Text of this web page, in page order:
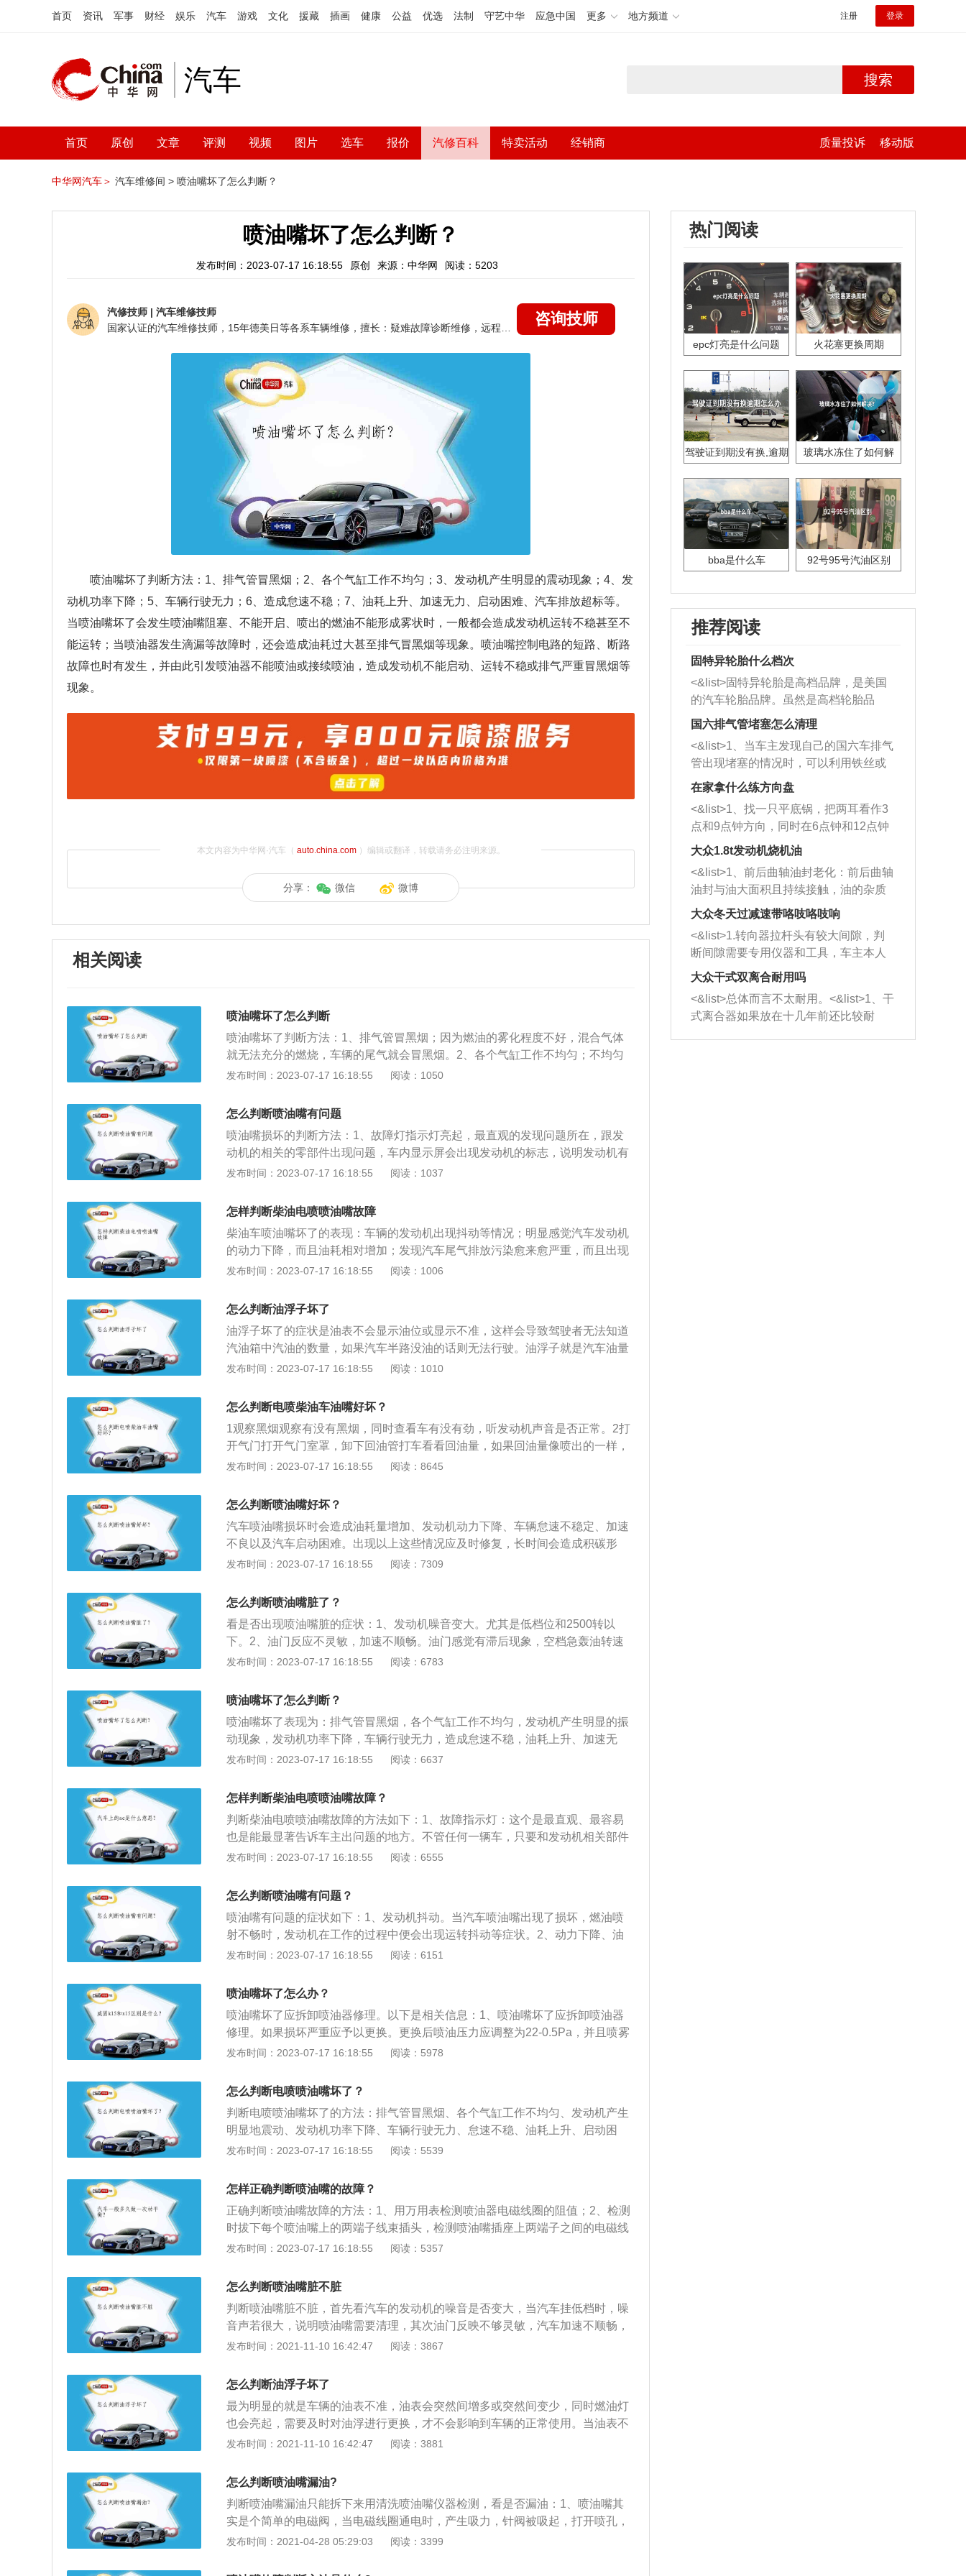
首页 资讯 军事 财经 娱乐 汽车 游戏 文化 援藏 插画 健康 公益 优选 法制 守艺中华 应急中国 更多 地方频道 注册 登录
汽车 搜索
首页 原创 文章 评测 视频 图片 选车 报价 汽修百科 特卖活动 经销商 质量投诉 移动版
中华网汽车＞ 汽车维修间 > 喷油嘴坏了怎么判断？
喷油嘴坏了怎么判断？
发布时间：2023-07-17 16:18:55 原创 来源：中华网 阅读：5203
汽修技师 | 汽车维修技师
咨询技师
喷油嘴坏了判断方法：1、排气管冒黑烟；2、各个气缸工作不均匀；3、发动机产生明显的震动现象；4、发
动机功率下降；5、车辆行驶无力；6、造成怠速不稳；7、油耗上升、加速无力、启动困难、汽车排放超标等。
当喷油嘴坏了会发生喷油嘴阻塞、不能开启、喷出的燃油不能形成雾状时，一般都会造成发动机运转不稳甚至不
能运转；当喷油器发生滴漏等故障时，还会造成油耗过大甚至排气冒黑烟等现象。喷油嘴控制电路的短路、断路
故障也时有发生，并由此引发喷油器不能喷油或接续喷油，造成发动机不能启动、运转不稳或排气严重冒黑烟等
现象。
本文内容为中华网·汽车（ auto.china.com）编辑或翻译，转载请务必注明来源。
分享： 微信 微博
相关阅读
喷油嘴坏了怎么判断
喷油嘴坏了判断方法：1、排气管冒黑烟；因为燃油的雾化程度不好，混合气体
就无法充分的燃烧，车辆的尾气就会冒黑烟。2、各个气缸工作不均匀；不均匀
磨损和积碳等，如进排气凸轮轴的不均匀磨损会导致各缸进、排气量的差异，气
动机产生明显的震动现象；发动机在使用中出现震抖现象，这种震抖的危害性较
大，会造成各零部件间连接松动，金属材料疲劳程度加剧，磨损速度加快，致使
产生早期断裂、破碎等现象，需要更换松动的零部件和磨损严重的金属材料。
4、发动机功率下降；积碳问题，发动机内部的积碳过多时，汽车的点火能量减
少，进气效率下降，发动机的动力降低，需要清除发动机中的积碳，保持发动机
不足；需要更换老化的点火线圈和火花塞。6、造成怠速不稳，传感器和线路故
障。7、油耗上升、加速无力、启动困难、汽车排放超标等；8、发动机出现抖动
的情况：如果喷油嘴损坏，就会出现燃油喷射不畅的情况，那么发动机在工作的
油压就会不正常，车就会感觉车辆“没劲”。10、发动机缺缸：如果当个别气缸喷
动。
发布时间：2023-07-17 16:18:55 阅读：1050
怎么判断喷油嘴有问题
喷油嘴损坏的判断方法：1、故障灯指示灯亮起，最直观的发现问题所在，跟发
动机的相关的零部件出现问题，车内显示屏会出现发动机的标志，说明发动机有
故障，可能是喷油嘴出问题，需要及时进行排查。2、动力不足，车辆提速慢，
增加，如果是正常的喷油嘴，汽油从油箱输送到喷油嘴，喷油嘴雾化喷出，一般
油耗会保持一定的数值。如果喷油嘴有问题，就不是喷雾出来，而是直接大量油
液流出来，造成汽油燃烧不彻底，增加油耗。当发现油耗加剧时就可能是喷油嘴
出问题。4、发动机抖动，当汽车喷油嘴出现了损坏，燃油喷射不畅时，发动机
在工作的过程中便会出现运转抖动等症状。5、启动困难甚至熄火，当喷油嘴出
象。6、发动机缺缸，当个别气缸喷油嘴严重损坏，发动机便极有可能出现缺缸
现象，由此便会造成发动机的剧烈抖动。7、汽车尾气冒黑烟，发动机喷油器的
故障势必会影响到可燃混合气体的混合和燃烧，而如此便会造成车辆尾气排放污
进行检修，如果是喷油嘴问题，更换喷油嘴即可。
发布时间：2023-07-17 16:18:55 阅读：1037
怎样判断柴油电喷喷油嘴故障
柴油车喷油嘴坏了的表现：车辆的发动机出现抖动等情况；明显感觉汽车发动机
的动力下降，而且油耗相对增加；发现汽车尾气排放污染愈来愈严重，而且出现
冒黑烟的情况；车辆出现启动困难情况，甚至在行驶过程中出现了熄火的情况；
1、柴油不干净，或者是机温过高，导致喷曲器冷却不良，更换柴油；2、可出抽
阀磨损，或者喷油器安装时，漏装了垫片或垫片破坏，去4s店进行维修；3、喷
曲器压力过低，或零件制造时没有过关，建议去维修。因为柴油发动机喷油嘴是
精密加工的连接，所以发现问题后，一定要去专业的4S店维修。
发布时间：2023-07-17 16:18:55 阅读：1006
怎么判断油浮子坏了
油浮子坏了的症状是油表不会显示油位或显示不准，这样会导致驾驶者无法知道
汽油箱中汽油的数量，如果汽车半路没油的话则无法行驶。油浮子就是汽车油量
传感器，它带动一个绕线式滑动电阻，油位的高低引起滑动电阻阻值的变化，从
浮在油面上，浮子的位置就是液面位置，通过油罐的形状即可知道储油罐里面油
的体积。油箱中的浮子是燃油浮标，是燃油液位高低的传感装置，它和燃油表一
起构成汽车燃油液位检测系统。
发布时间：2023-07-17 16:18:55 阅读：1010
怎么判断电喷柴油车油嘴好坏？
1观察黑烟观察有没有黑烟，同时查看车有没有劲，听发动机声音是否正常。2打
开气门打开气门室罩，卸下回油管打车看看回油量，如果回油量像喷出的一样，
则是喷嘴损坏。3损坏原因喷油嘴喷油压力太低；喷油嘴喷油不雾化或明显的油
发布时间：2023-07-17 16:18:55 阅读：8645
怎么判断喷油嘴好坏？
汽车喷油嘴损坏时会造成油耗量增加、发动机动力下降、车辆怠速不稳定、加速
不良以及汽车启动困难。出现以上这些情况应及时修复，长时间会造成积碳形
成，以及加剧发动机磨损。喷油嘴相关介绍：1、工作原理：当电磁线圈通电
隙高速喷出，形成雾状，利于燃烧充分。2、油嘴堵塞危害：汽车经常处于低速
和怠速状态，会加重这些沉积物形成和积聚。沉积物会在进气阀形成积碳，致使
其关闭不严，导致发动机怠速不稳、容易引起发动机爆震等故障，此外还会缩短
三元催化器寿命。
发布时间：2023-07-17 16:18:55 阅读：7309
怎么判断喷油嘴脏了？
看是否出现喷油嘴脏的症状：1、发动机噪音变大。尤其是低档位和2500转以
下。2、油门反应不灵敏，加速不顺畅。油门感觉有滞后现象，空档急轰油转速
表指针上升感觉缓慢。3、加速小范围抖动。4、起步容易抖动且不易控制消除。
原理：喷油嘴是个简单的电磁阀，当电磁线圈通电时，产生吸力，针阀被吸起，
打开喷孔，燃油经针阀头部的轴针与喷孔之间的环形间隙高速喷出，形成雾状，
利于燃烧充分。2、喷油嘴分类：汽油机喷嘴是汽油机电控系统的一部分，取代
化油器式汽油机的化油器。汽车用的喷嘴主要有：柴油喷嘴、汽油喷嘴、天然气
喷嘴。
发布时间：2023-07-17 16:18:55 阅读：6783
喷油嘴坏了怎么判断？
喷油嘴坏了表现为：排气管冒黑烟，各个气缸工作不均匀，发动机产生明显的振
动现象，发动机功率下降，车辆行驶无力，造成怠速不稳，油耗上升、加速无
力、起动困难、汽车排放超标等。以下是喷油嘴的扩展资料：1、当喷油嘴坏了
转不稳甚至不能运转；当喷油器发生滴漏等故障时，还会造成油耗过大甚至排气
口冒黑烟等现象。喷油嘴控制电路的短路、断路故障也时有发生，并由此引发喷
油器不能喷油或接续喷油，造成发动机不能起动、运转不稳或排气严重冒黑烟等
现象。2、为了判断发动机喷油器的故障，可使发动机怠速运行，依次对各个气
缸进行断油试验。当某一气缸喷油嘴停止供油时，注意观察发动机的工作情况及
障。发动机喷油器故障排除判断准确后，拆卸喷油器，在喷油器校验台上校验。
发布时间：2023-07-17 16:18:55 阅读：6637
怎样判断柴油电喷喷油嘴故障？
判断柴油电喷喷油嘴故障的方法如下：1、故障指示灯：这个是最直观、最容易
也是能最显著告诉车主出问题的地方。不管任何一辆车，只要和发动机相关部件
出现问题，在车里的显示界面上就会出现一个发动机的标志，这时就有可能是柴
面都不一样，但长期开一辆车，对这辆车的提速和动力一定很了解。如果突然出
现提速慢，加油门不走，发动机声音过大的现象，这时就是喷油嘴出了问题，证
明这时的发动机在超负荷运转，那就要赶紧把车开去4S店检查。3、油耗问题：
汽油从油箱传送到喷油嘴，再由喷油嘴雾化喷出，一般油耗都保持在一个均衡的
数值。但如果喷油嘴故障，可能就不是喷雾，而是直接流出来，造成汽油燃烧不
题。
发布时间：2023-07-17 16:18:55 阅读：6555
怎么判断喷油嘴有问题？
喷油嘴有问题的症状如下：1、发动机抖动。当汽车喷油嘴出现了损坏，燃油喷
射不畅时，发动机在工作的过程中便会出现运转抖动等症状。2、动力下降、油
耗增加。随着喷油嘴的损坏，喷油量、喷油压力便无法得到保障，从而便会造成
势必会影响到可燃混合气体的混合和燃烧，而如此便会造成车辆尾气排放污染物
的增加。4、启动困难甚至熄火。当喷油嘴出现严重损坏时，车辆还会出现启动
困难，甚至在行驶的过程中出现突然熄火的现象。5、发动机缺缸。当个别气缸
喷油嘴严重损坏，发动机便极有可能出现缺缸现象，由此便会造成发动机的剧烈
抖动。6、汽车尾气冒黑烟。随着喷油嘴的损坏，燃油的雾化、与空气的混合便
机积碳增加等症状。
发布时间：2023-07-17 16:18:55 阅读：6151
喷油嘴坏了怎么办？
喷油嘴坏了应拆卸喷油器修理。以下是相关信息：1、喷油嘴坏了应拆卸喷油器
修理。如果损坏严重应予以更换。更换后喷油压力应调整为22-0.5Pa，并且喷雾
情况良好，不滴油。定期清洗燃油滤清器，防止油品杂质过多堵塞喷油嘴。2、
试验。当某一气缸喷油嘴停止供油时，注意观查发动机的工作情况及声音。如果
断油后，排气不再冒黑烟，发动机的转速变化，即是该缸喷油嘴故障。发动机喷
油器故障排除判断准确后，拆卸喷油器，在喷油器校验台上校验。
发布时间：2023-07-17 16:18:55 阅读：5978
怎么判断电喷喷油嘴坏了？
判断电喷喷油嘴坏了的方法：排气管冒黑烟、各个气缸工作不均匀、发动机产生
明显地震动、发动机功率下降、车辆行驶无力、怠速不稳、油耗上升、启动困
难、汽车排放超标。喷油嘴坏了会发生喷油嘴阻塞、不能开启、喷出的燃油不能
造成油耗过大甚至排气冒黑烟等现象。喷油嘴控制电路的短路、断路故障也时有
发生，并由此引发喷油器不能喷油或接续喷油，造成发动机不能启动、运转不稳
或排气严重冒黑烟等现象。
发布时间：2023-07-17 16:18:55 阅读：5539
怎样正确判断喷油嘴的故障？
正确判断喷油嘴故障的方法：1、用万用表检测喷油器电磁线圈的阻值；2、检测
时拔下每个喷油嘴上的两端子线束插头，检测喷油嘴插座上两端子之间的电磁线
圈标准阻值；3、如阻值为无穷大，说明电磁线圈断路，应更换喷油嘴。喷油嘴
则是当没有输入控制讯号时，阀门一直处于开启状态，由一个阀针上下运动来控
制阀的开闭。喷油嘴的工作原理是当电磁线圈通电时，产生吸力，针阀被吸起，
打开喷孔，燃油经针阀头部的轴针与喷孔之间的环形间隙高速喷出，形成雾状，
利于充分燃烧。
发布时间：2023-07-17 16:18:55 阅读：5357
怎么判断喷油嘴脏不脏
判断喷油嘴脏不脏，首先看汽车的发动机的噪音是否变大，当汽车挂低档时，噪
音声若很大，说明喷油嘴需要清理，其次油门反映不够灵敏，汽车加速不顺畅，
起步时容易发抖震动等情况，都说明喷油嘴需要清理或者更换。喷油嘴是一种电
采用油品差的燃油，会导致喷油嘴变脏，造成堵塞，汽车的喷油嘴若脏了，那么
会导致汽车的油耗量增加，在汽车行驶时，汽车的动力不足，怠速及抖动等一系
列的故障出现。不仅如此，喷油嘴对发动机也要重要的作用，能够影响发动机的
功率，长时间造成发动机的损坏，所以，要及时的清理喷油嘴，不然会造成堵
塞，影响汽车的安全驾驶。
发布时间：2021-11-10 16:42:47 阅读：3867
怎么判断油浮子坏了
最为明显的就是车辆的油表不准，油表会突然间增多或突然间变少，同时燃油灯
也会亮起，需要及时对油浮进行更换，才不会影响到车辆的正常使用。当油表不
准时，需要记住车辆加油的公里数，能够了解出车辆的剩余燃油量。机动车辆仪
油会有所下降，从而可以判断出机动车辆剩余的燃油量，提醒机动车驾驶者车辆
的剩余里程，并且在燃油消耗殆尽的时候，仪表盘上会亮起加油机标志，提醒驾
驶者为机动车辆添加燃油，避免机动车辆因缺少燃油而出现抛锚
发布时间：2021-11-10 16:42:47 阅读：3881
怎么判断喷油嘴漏油?
判断喷油嘴漏油只能拆下来用清洗喷油嘴仪器检测，看是否漏油：1、喷油嘴其
实是个简单的电磁阀，当电磁线圈通电时，产生吸力，针阀被吸起，打开喷孔，
燃油经针阀头部的轴针与喷孔之间的环形间隙高速喷出，形成雾状，利于燃烧充
偶件（针阀、针阀体）实现工作的；3、喷嘴的偶件是传统柴油机三大精密偶件
发布时间：2021-04-28 05:29:03 阅读：3399
热门阅读
epc灯亮是什么问题 火花塞更换周期
驾驶证到期没有换,逾期
玻璃水冻住了如何解
bba是什么车 92号95号汽油区别
推荐阅读
固特异轮胎什么档次
<&list>固特异轮胎是高档品牌，是美国
的汽车轮胎品牌。虽然是高档轮胎品
牌，但是中高低端的轮胎都有生产，这
也是为了更好的开拓市场。
国六排气管堵塞怎么清理
<&list>1、当车主发现自己的国六车排气
管出现堵塞的情况时，可以利用铁丝或
者是细棍，直接将杂物给取出来，如果
堵塞情况比较严重，也可以采取应急措
施。 <&list>2、直接利用木棍将所有的
杂物推到排气管里面的位置处，然后将
三元催化器拆解开，就可以将堵塞的东
西取出来。但如果是因为积碳过多引起
的堵塞，就需要将三元催化器泡在草酸
洗剂对堵塞的情况得到解决，将清洗剂
放在燃油箱中，与燃油混合后，车辆启
动时，就可以和汽油一起进入到燃烧
室，最后形成废气排出，就可以让三元
催化器得到清洗，排气管堵塞的情况就
能够得到解决。
在家拿什么练方向盘
<&list>1、找一只平底锅，把两耳看作3
点和9点钟方向，同时在6点钟和12点钟
方向做一个标记。 <&list>2、双手握住
一圈半的练习，往右同样也要打相同的
圈数。 <&list>3、最后强调要反复练
习，这样就可以形成肌肉记忆，在真实
驾驶车辆时，不需要记忆也能打好方
向。
大众1.8t发动机烧机油
<&list>1、前后曲轴油封老化：前后曲轴
油封与油大面积且持续接触，油的杂质
和发动机内持续温度变化使其密封效果
逐渐减弱，导致渗油或漏油。<&list>2、
活塞间隙过大：积碳会使活塞环与缸体
的间隙扩大，导致机油流入燃烧室中，
造成烧机油。<&list>3、机油粘度。使用
机油粘度过小的话，同样会有烧机油现
象，机油粘度过小具有很好的流动性，
大众冬天过减速带咯吱咯吱响
<&list>1.转向器拉杆头有较大间隙，判
断间隙需要专用仪器和工具，车主本人
无法制作，需要将车辆送到修理厂或4s
店；<&list>2.车辆半轴套管防尘罩破
裂，破裂后会出现漏油现象，使半轴磨
损严重，磨损的半轴容易损坏，产生异
响；<&list>3.稳定器的转向胶套和球头
大众干式双离合耐用吗
<&list>总体而言不太耐用。<&list>1、干
式离合器如果放在十几年前还比较耐